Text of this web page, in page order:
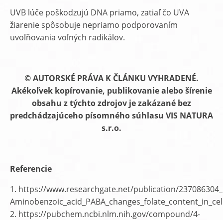
UVB lúče poškodzujú DNA priamo, zatiaľ čo UVA
žiarenie spôsobuje nepriamo podporovaním
uvoľňovania voľných radikálov.
© AUTORSKÉ PRÁVA K ČLÁNKU VYHRADENÉ.
Akékoľvek kopírovanie, publikovanie alebo šírenie
obsahu z týchto zdrojov je zakázané bez
predchádzajúceho písomného súhlasu VIS NATURA
s.r.o.
Referencie
1. https://www.researchgate.net/publication/
2. https://pubchem.ncbi.nlm.nih.gov/compound/4-